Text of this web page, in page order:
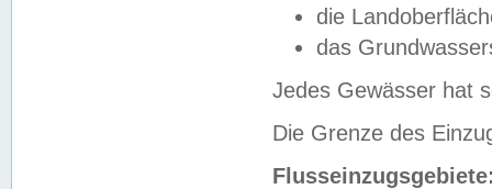
die
das
Jedes Gewässer hat
Die Grenze des